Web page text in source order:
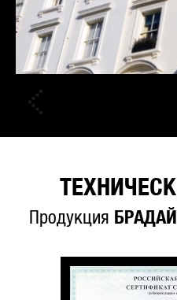
Продукция